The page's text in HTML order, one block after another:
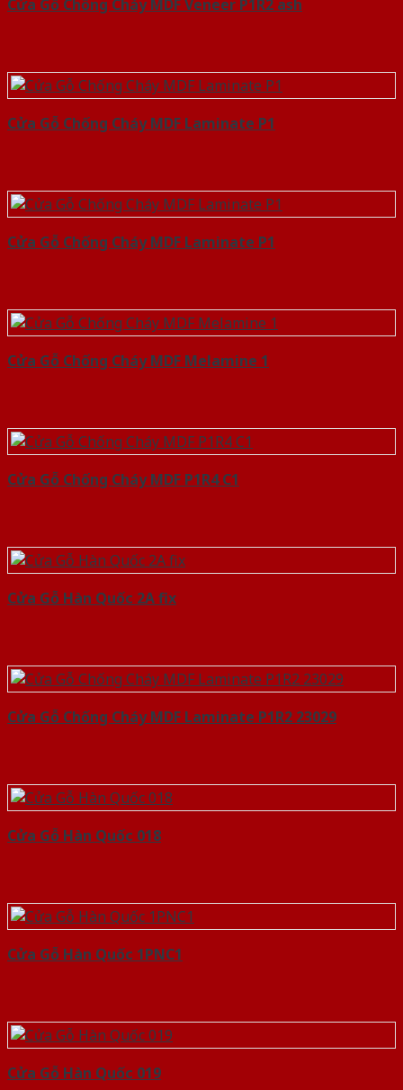
Cửa Gỗ Chống Cháy MDF Veneer P1R2 ash
Cửa Gỗ Chống Cháy MDF Laminate P1
Cửa Gỗ Chống Cháy MDF Laminate P1
Cửa Gỗ Chống Cháy MDF Melamine 1
Cửa Gỗ Chống Cháy MDF P1R4 C1
Cửa Gỗ Hàn Quốc 2A fix
Cửa Gỗ Chống Cháy MDF Laminate P1R2 23029
Cửa Gỗ Hàn Quốc 018
Cửa Gỗ Hàn Quốc 1PNC1
Cửa Gỗ Hàn Quốc 019